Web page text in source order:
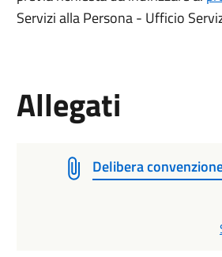
Servizi alla Persona - Ufficio
Allegati
Delibera